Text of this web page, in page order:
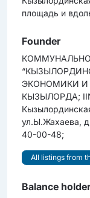
площадь и
Founder
ЭКОНОМИКИ И
КЫЗЫЛОРДА;
ул.Ы.Жахаева,
40-00-48;
All listings from
Balance holder